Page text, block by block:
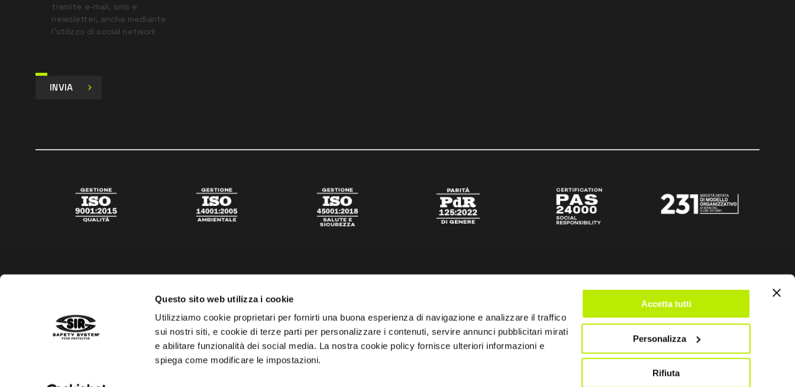
Questo sito web utilizza i cookie
Utilizziamo cookie proprietari per fornirti una buona esperienza di navigazione e analizzare il traffico
sui nostri siti, e cookie di terze parti per personalizzare i contenuti, servire annunci pubblicitari mirati
e abilitare funzionalità dei social media. La nostra cookie policy fornisce ulteriori informazioni e
spiega come modificare le impostazioni.
Accetta tutti
Personalizza
Rifiuta
tramite e-mail, sms e
newsletter, anche mediante
l’utilizzo di social network
INVIA